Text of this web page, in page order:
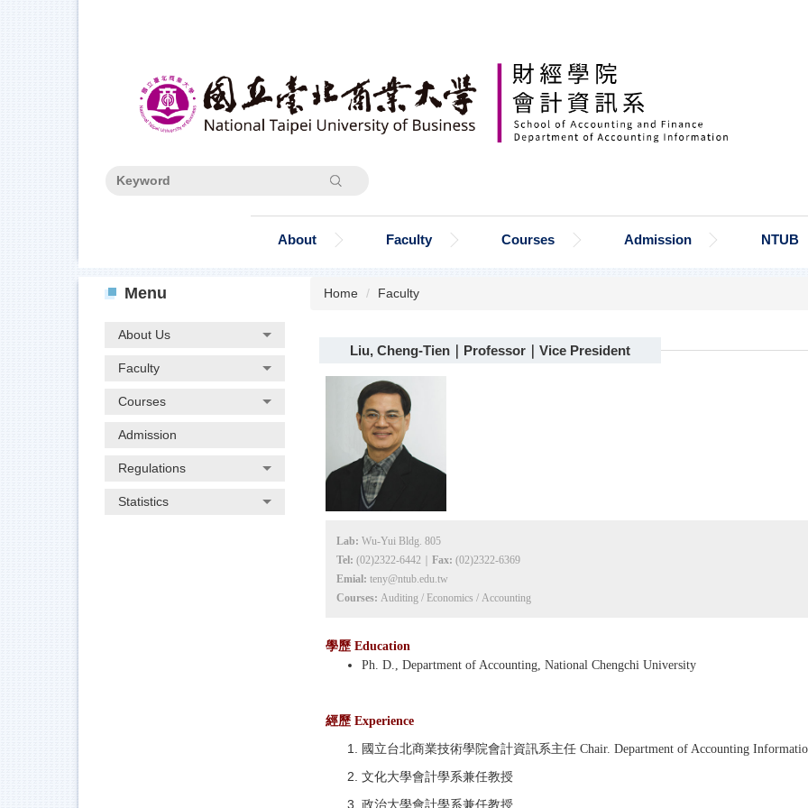
Search
About Faculty Courses Admission NTUB
Menu
About Us
Faculty
Courses
Admission
Regulations
Statistics
Home Faculty
Liu, Cheng-Tien｜Professor｜Vice President
Lab: Wu-Yui Bldg. 805
Tel: (02)2322-6442｜ Fax: (02)2322-6369
Emial: teny@ntub.edu.tw
Courses: Auditing / Economics / Accounting
學歷 Education
Ph. D., Department of Accounting, National Chengchi University
經歷 Experience
國立台北商業技術學院會計資訊系主任 Chair. Department of Accounting
文化大學會計學系兼任教授
政治大學會計學系兼任教授